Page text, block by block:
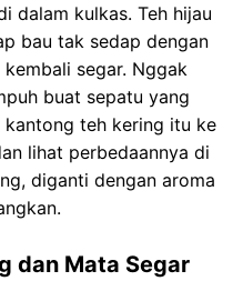
dalam kulkas. Teh hijau
bau tak sedap dengan
segar. Nggak
buat sepatu yang
kantong teh kering itu ke
lihat perbedaannya di
diganti dengan aroma
dan Mata Segar